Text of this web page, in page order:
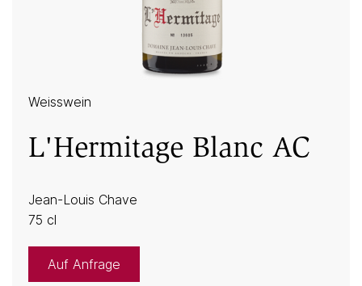
Weisswein
L'Hermitage Blanc AC
Jean-Louis Chave
75 cl
Auf Anfrage